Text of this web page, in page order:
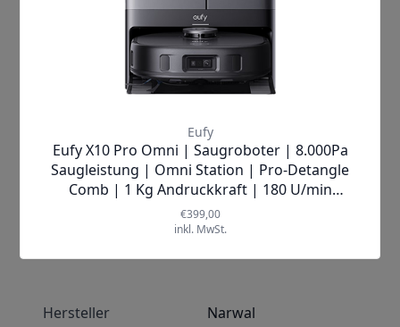
Zögern Sie nicht länger! Gönnen Sie
sich jetzt den Narwal Freo X10 Pro und
erleben Sie die Zukunft der
Bodenreinigung hautnah. Klicken Sie
auf „In den Warenkorb“ und starten Sie
komfortableres Zuhause!
Mehr Informationen
Hersteller
Narwal